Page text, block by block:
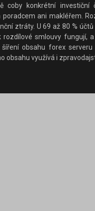
konkrétní investiční
ani makléřem.
ztráty. U 69 až 80 %
smlouvy fungují,
obsahu forex
obsahu využívá i